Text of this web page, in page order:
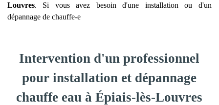
Louvres. Si vous avez besoin d'une installation ou d'un
dépannage de chauffe-e
Intervention d'un professionnel
pour installation et dépannage
chauffe eau à Épiais-lès-Louvres